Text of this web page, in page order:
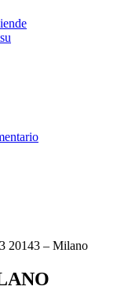
20143 – Milano